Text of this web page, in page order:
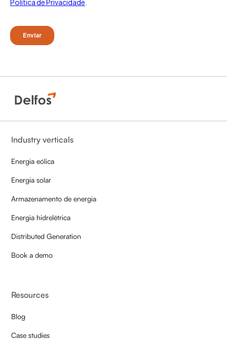
Industry verticals
Energia eólica
Energia solar
Armazenamento de energia
Energia hidrelétrica
Distributed Generation
Book a demo
Resources
Blog
Case studies